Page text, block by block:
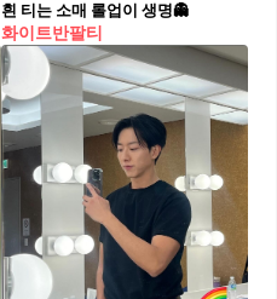
흰 티는 소매 롤업이 생명👻
화이트반팔티